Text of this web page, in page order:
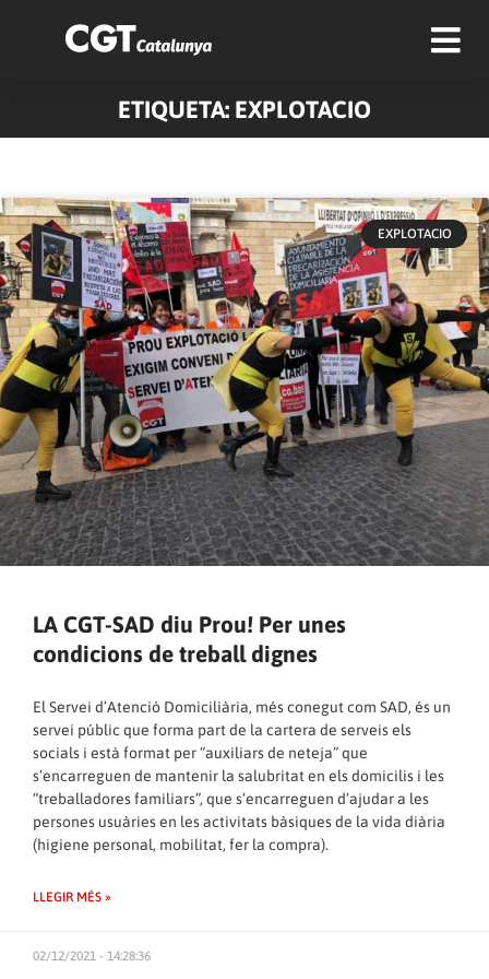
ETIQUETA: EXPLOTACIO
EXPLOTACIO
LA CGT-SAD diu Prou! Per unes
condicions de treball dignes
El Servei d’Atenció Domiciliària, més conegut com SAD, és un
servei públic que forma part de la cartera de serveis els
socials i està format per “auxiliars de neteja” que
s’encarreguen de mantenir la salubritat en els domicilis i les
“treballadores familiars”, que s’encarreguen d’ajudar a les
persones usuàries en les activitats bàsiques de la vida diària
(higiene personal, mobilitat, fer la compra).
LLEGIR MÉS »
02/12/2021 - 14:28:36